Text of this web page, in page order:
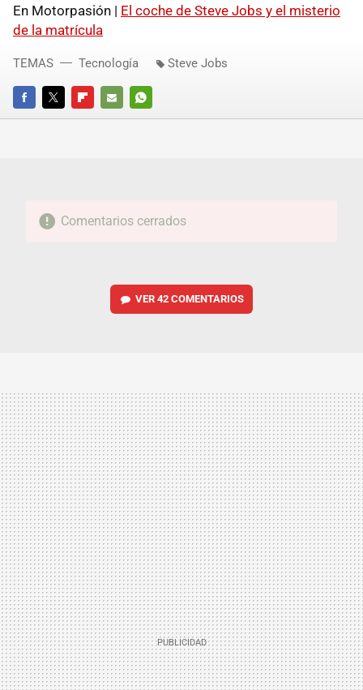
En Motorpasión | El coche de Steve Jobs y el misterio
de la matrícula
FACEBOOKTWITTERFLIPBOARD
E-
WHATSAPP
TEMAS Tecnología Steve Jobs
Comentarios cerrados
VER 42 COMENTARIOS